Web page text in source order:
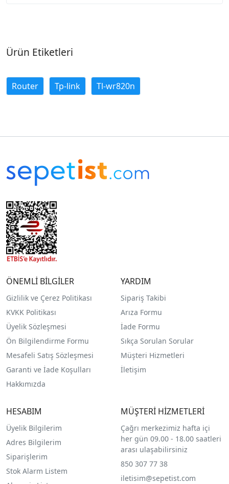
Ürün Etiketleri
Router Tp-link Tl-wr820n
ÖNEMLİ BİLGİLER
Gizlilik ve Çerez Politikası
KVKK Politikası
Üyelik Sözleşmesi
Ön Bilgilendirme Formu
Mesafeli Satış Sözleşmesi
Garanti ve İade Koşulları
Hakkımızda
YARDIM
Sipariş Takibi
Arıza Formu
İade Formu
Sıkça Sorulan Sorular
Müşteri Hizmetleri
İletişim
HESABIM
Üyelik Bilgilerim
Adres Bilgilerim
Siparişlerim
Stok Alarm Listem
MÜŞTERİ HİZMETLERİ
Çağrı merkezimiz hafta içi
her gün 09.00 - 18.00 saatleri
arası ulaşabilirsiniz
850 307 77 38
iletisim@sepetist.com